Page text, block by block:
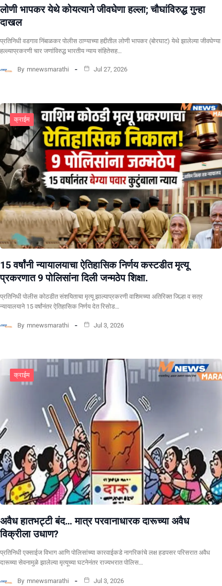
लोणी भापकर येथे कोयत्याने जीवघेणा हल्ला; चौघांविरुद्ध गुन्हा
दाखल
प्रतिनिधी वडगाव निंबाळकर पोलीस ठाण्याच्या हद्दीतील लोणी भापकर (बोरघाट) येथे झालेल्या जीवघेण्या
हल्ल्याप्रकरणी चार जणांविरुद्ध भारतीय न्याय संहितेसह…
By mnewsmarathi Jul 27, 2026
क्राईम
15 वर्षांनी न्यायालयाचा ऐतिहासिक निर्णय कस्टडीत मृत्यू
प्रकरणात 9 पोलिसांना दिली जन्मठेप शिक्षा.
प्रतिनिधी पोलीस कोठडीत संशयिताचा मृत्यू झाल्याप्रकरणी वाशिमच्या अतिरिक्त जिल्हा व सत्र
न्यायालयाने 15 वर्षांनंतर ऐतिहासिक निर्णय देत रिसोड…
By mnewsmarathi Jul 3, 2026
क्राईम
अवैध हातभट्टी बंद… मात्र परवानाधारक दारूच्या अवैध
विक्रीला उधाण?
प्रतिनिधी एक्साईज विभाग आणि पोलिसांच्या कारवाईकडे नागरिकांचे लक्ष हडपसर परिसरात अवैध
दारूच्या सेवनामुळे झालेल्या मृत्यूच्या घटनेनंतर राज्यभरात पोलिस…
By mnewsmarathi Jul 3, 2026